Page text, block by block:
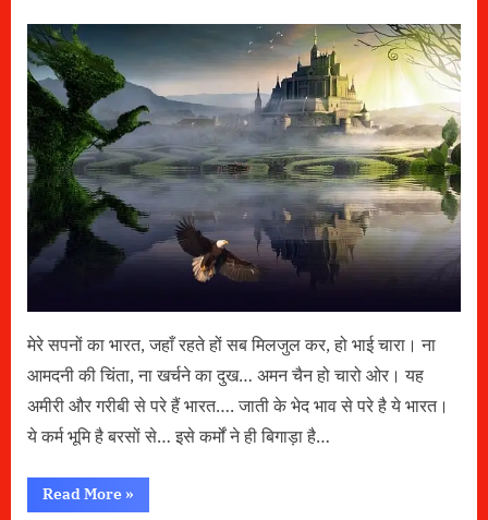
की
मेरे
सपनों
का
भारत
मेरे सपनों का भारत, जहाँ रहते हों सब मिलजुल कर, हो भाई चारा। ना
आमदनी की चिंता, ना खर्चने का दुख… अमन चैन हो चारो ओर। यह
अमीरी और गरीबी से परे हैं भारत…. जाती के भेद भाव से परे है ये भारत।
ये कर्म भूमि है बरसों से… इसे कर्मों ने ही बिगाड़ा है…
Read More“सोने
की
»